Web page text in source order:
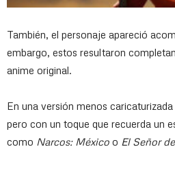
También, el personaje apareció
embargo, estos resultaron
anime original.
En una versión menos
pero con un toque que recuerda un
como Narcos: México o El Señor